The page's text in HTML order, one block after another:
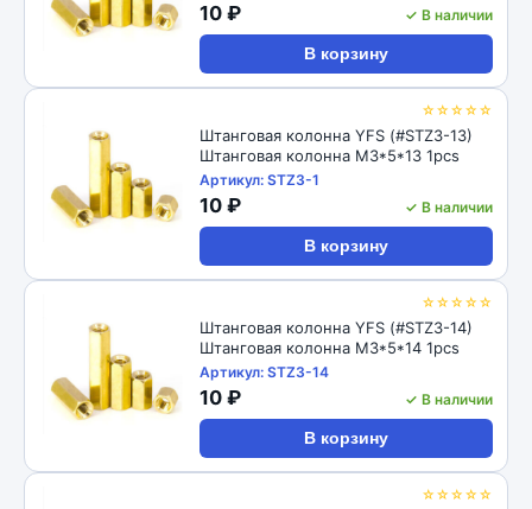
10 ₽ ✓ В наличии
В корзину
☆☆☆☆☆
Штанговая колонна YFS (#STZ3-13)
Штанговая колонна M3*5*13 1pcs
Артикул: STZ3-1
10 ₽ ✓ В наличии
В корзину
☆☆☆☆☆
Штанговая колонна YFS (#STZ3-14)
Штанговая колонна M3*5*14 1pcs
Артикул: STZ3-14
10 ₽ ✓ В наличии
В корзину
☆☆☆☆☆